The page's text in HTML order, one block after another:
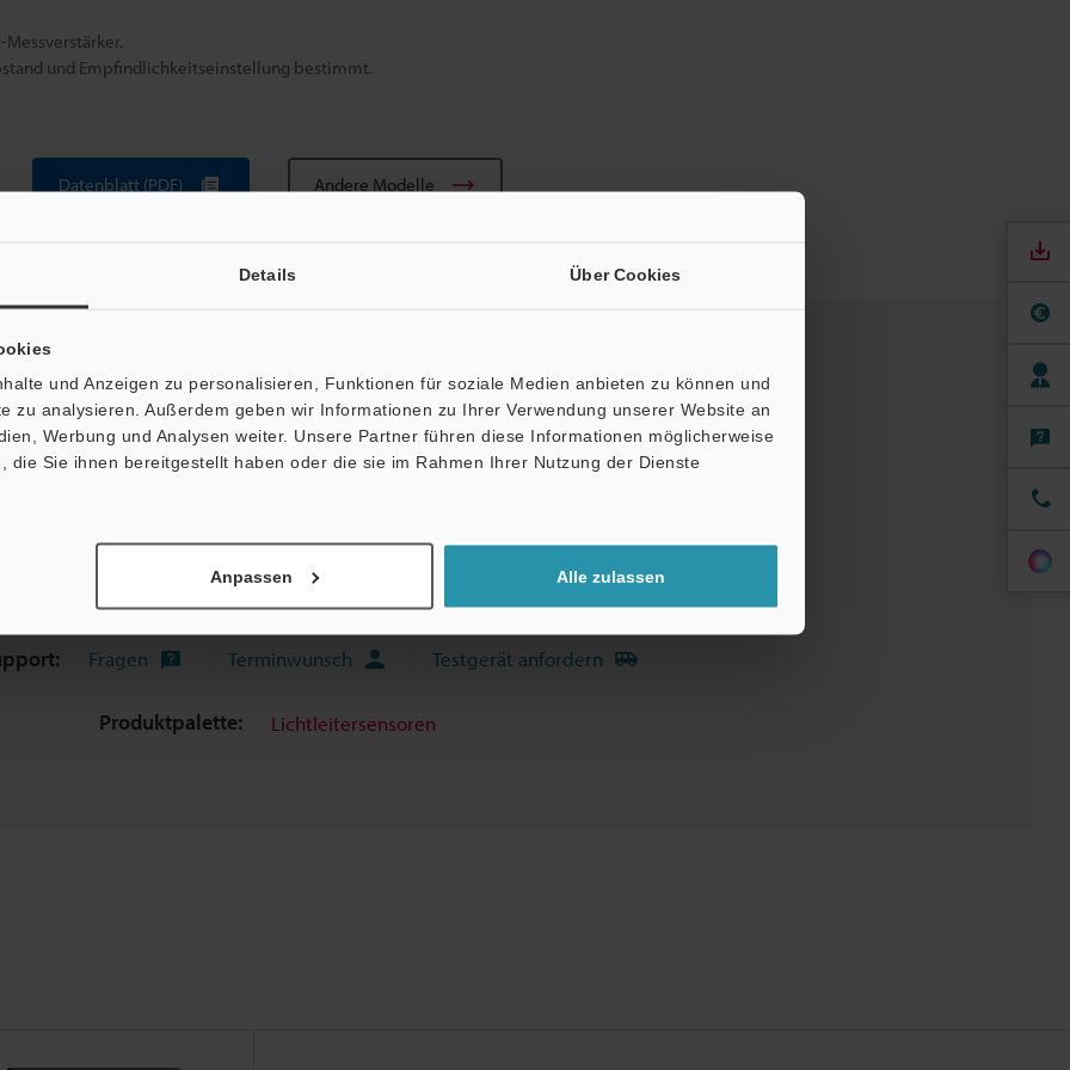
Details Über Cookies
und Anzeigen zu personalisieren, Funktionen für soziale Medien anbieten zu können und
zu analysieren. Außerdem geben wir Informationen zu Ihrer Verwendung unserer Website an
Werbung und Analysen weiter. Unsere Partner führen diese Informationen möglicherweise
die Sie ihnen bereitgestellt haben oder die sie im Rahmen Ihrer Nutzung der Dienste
Anpassen Alle zulassen
und Empfindlichkeitseinstellung bestimmt.
Datenblatt (PDF) Andere Modelle
Broschüre herunterladen
Datenblatt (PDF)
Fragen Terminwunsch Testgerät anfordern
Produktpalette: Lichtleitersensoren